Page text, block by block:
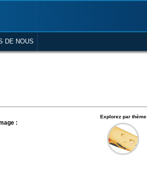
DE NOUS
:
Explorez par thème